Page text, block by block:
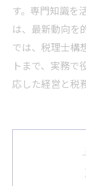
す。専門知識を
は、最新動向を
では、税理士構
トまで、実務で
応した経営と税